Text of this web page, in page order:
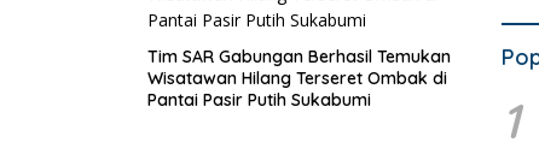
Tim SAR Gabungan Berhasil Temukan
Wisatawan Hilang Terseret Ombak di
Pantai Pasir Putih Sukabumi
1